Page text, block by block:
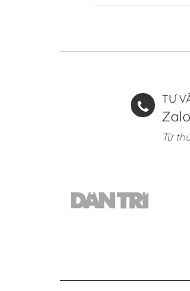
TƯ
Từ